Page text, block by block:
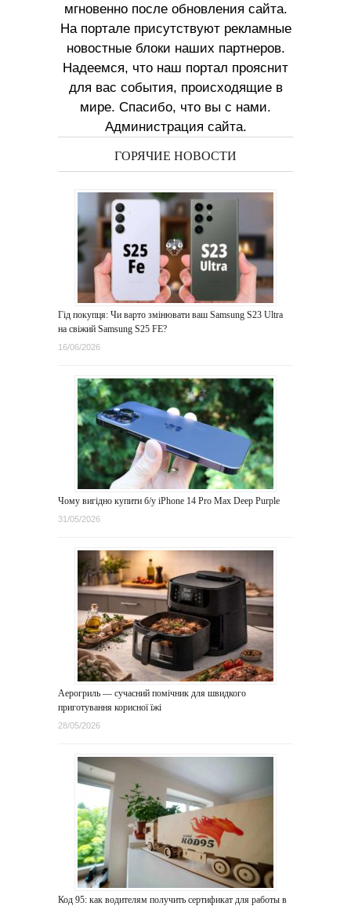
мгновенно после обновления сайта.
На портале присутствуют рекламные
новостные блоки наших партнеров.
Надеемся, что наш портал прояснит
для вас события, происходящие в
мире. Спасибо, что вы с нами.
Администрация сайта.
ГОРЯЧИЕ НОВОСТИ
Гід покупця: Чи варто змінювати ваш Samsung S23 Ultra
на свіжий Samsung S25 FE?
16/06/2026
Чому вигідно купити б/у iPhone 14 Pro Max Deep Purple
31/05/2026
Аерогриль — сучасний помічник для швидкого
приготування корисної їжі
28/05/2026
Код 95: как водителям получить сертификат для работы в